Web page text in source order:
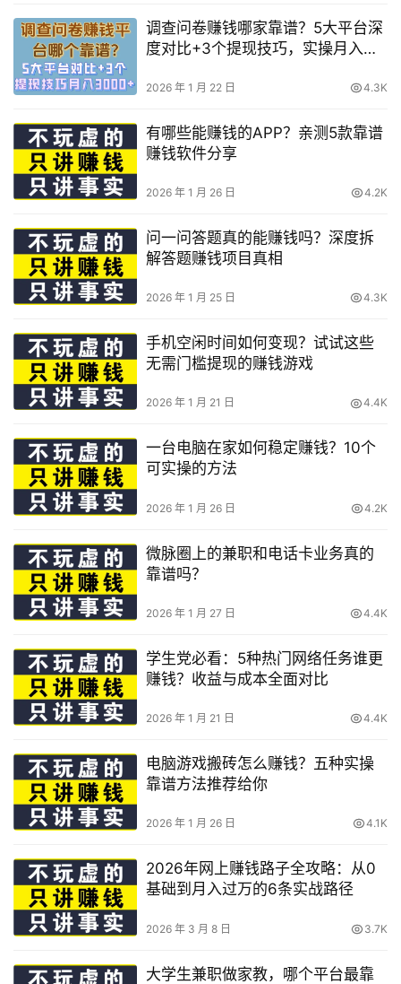
调查问卷赚钱哪家靠谱？5大平台深
度对比+3个提现技巧，实操月入
2026 年 1 月 22 日 4.3K
有哪些能赚钱的APP？亲测5款靠谱
赚钱软件分享
2026 年 1 月 26 日 4.2K
问一问答题真的能赚钱吗？深度拆
解答题赚钱项目真相
2026 年 1 月 25 日 4.3K
手机空闲时间如何变现？试试这些
无需门槛提现的赚钱游戏
2026 年 1 月 21 日 4.4K
一台电脑在家如何稳定赚钱？10个
可实操的方法
2026 年 1 月 26 日 4.2K
微脉圈上的兼职和电话卡业务真的
靠谱吗？
2026 年 1 月 27 日 4.4K
学生党必看：5种热门网络任务谁更
赚钱？收益与成本全面对比
2026 年 1 月 21 日 4.4K
电脑游戏搬砖怎么赚钱？五种实操
靠谱方法推荐给你
2026 年 1 月 26 日 4.1K
2026年网上赚钱路子全攻略：从0
基础到月入过万的6条实战路径
2026 年 3 月 8 日 3.7K
大学生兼职做家教，哪个平台最靠